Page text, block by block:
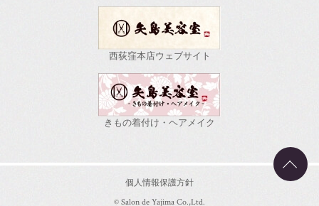
西荻窪本店ウェブサイト
きもの着付け・ヘアメイク
個人情報保護方針
© Salon de Yajima Co.,Ltd.